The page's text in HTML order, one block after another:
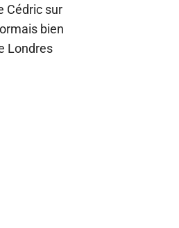
Cédric sur
bien
Londres